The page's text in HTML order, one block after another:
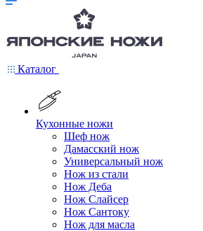
Каталог
Кухонные ножи
Шеф нож
Дамасский нож
Универсальный нож
Нож из стали
Нож Деба
Нож Слайсер
Нож Сантоку
Нож для масла